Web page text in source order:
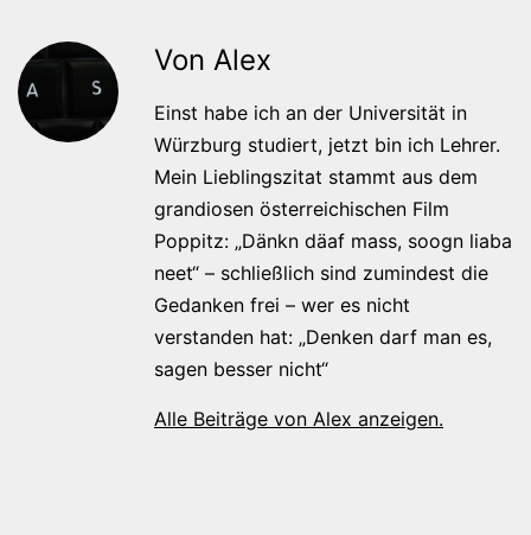
Von Alex
Einst habe ich an der Universität in
Würzburg studiert, jetzt bin ich Lehrer.
Mein Lieblingszitat stammt aus dem
grandiosen österreichischen Film
Poppitz: „Dänkn däaf mass, soogn liaba
neet“ – schließlich sind zumindest die
Gedanken frei – wer es nicht
verstanden hat: „Denken darf man es,
sagen besser nicht“
Alle Beiträge von Alex anzeigen.